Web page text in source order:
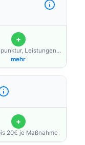
+
Leistungen
dem Hufeland-
der
Therapierichtung,
der
Leistungen
Versiegelung,
mehr
+
20€ je Maßnahme